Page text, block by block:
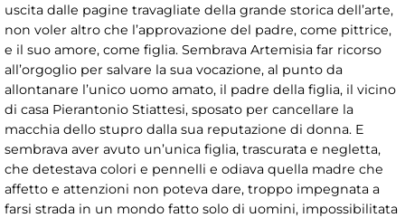
uscita dalle pagine travagliate della grande storica dell’arte,
non voler altro che l’approvazione del padre, come pittrice,
e il suo amore, come figlia. Sembrava Artemisia far ricorso
all’orgoglio per salvare la sua vocazione, al punto da
allontanare l’unico uomo amato, il padre della figlia, il vicino
di casa Pierantonio Stiattesi, sposato per cancellare la
macchia dello stupro dalla sua reputazione di donna. E
sembrava aver avuto un’unica figlia, trascurata e negletta,
che detestava colori e pennelli e odiava quella madre che
affetto e attenzioni non poteva dare, troppo impegnata a
farsi strada in un mondo fatto solo di uomini, impossibilitata